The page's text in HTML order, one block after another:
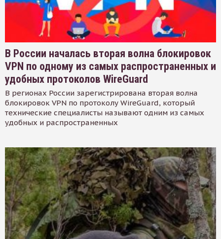
В России началась вторая волна блокировок
VPN по одному из самых распространенных и
удобных протоколов WireGuard
В регионах России зарегистрирована вторая волна
блокировок VPN по протоколу WireGuard, который
технические специалисты называют одним из самых
удобных и распространенных